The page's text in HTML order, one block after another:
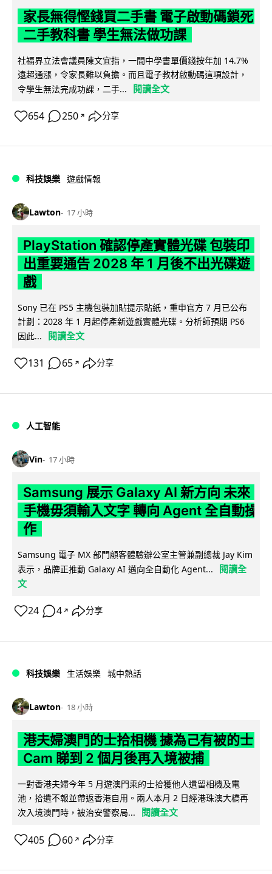
家長無得慳錢買二手書 電子啟動碼鎖死
二手教科書 學生無法做功課
社福界立法會議員陳文宜指，一間中學書單價錢按年加 14.7%
遠超通漲，令家長難以負擔。而且電子教材啟動碼這項設計，
令學生無法完成功課，二手...
閱讀全文
654 250 ↗ 分享
科技娛樂 遊戲情報
Lawton 17 小時
PlayStation 確認停產實體光碟 包裝印
出重要通告 2028 年 1 月後不出光碟遊
戲
Sony 已在 PS5 主機包裝加貼提示貼紙，重申官方 7 月已公布
計劃：2028 年 1 月起停產新遊戲實體光碟。分析師預期 PS6
因此...
閱讀全文
131 65 ↗ 分享
人工智能
Vin 17 小時
Samsung 展示 Galaxy AI 新方向 未來
手機毋須輸入文字 轉向 Agent 全自動操
作
Samsung 電子 MX 部門顧客體驗辦公室主管兼副總裁 Jay Kim
表示，品牌正推動 Galaxy AI 邁向全自動化 Agent...
閱讀全
文
24 4 ↗ 分享
科技娛樂 生活娛樂 城中熱話
Lawton 18 小時
港夫婦澳門的士拾相機 據為己有被的士
Cam 睇到 2 個月後再入境被捕
一對香港夫婦今年 5 月遊澳門乘的士拾獲他人遺留相機及電
池，拾遺不報並帶返香港自用。兩人本月 2 日經港珠澳大橋再
次入境澳門時，被治安警察局...
閱讀全文
405 60 ↗ 分享